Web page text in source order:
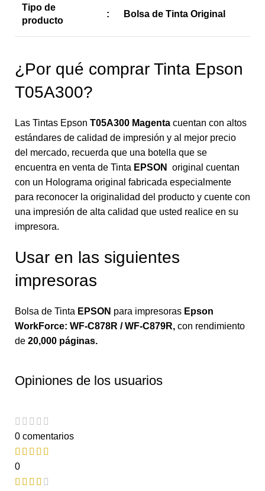
Tipo de
producto
: Bolsa de Tinta Original
¿Por qué comprar Tinta Epson
T05A300?
Las Tintas Epson T05A300 Magenta cuentan con altos
estándares de calidad de impresión y al mejor precio
del mercado, recuerda que una botella que se
encuentra en venta de Tinta EPSON
original cuentan
con un Holograma original fabricada especialmente
para reconocer la originalidad del producto y cuente con
una impresión de alta calidad que usted realice en su
impresora.
Usar en las siguientes
impresoras
Bolsa de Tinta EPSON para impresoras Epson
WorkForce: WF-C878R / WF-C879R, con rendimiento
de 20,000 páginas.
Opiniones de los usuarios
0 comentarios
0